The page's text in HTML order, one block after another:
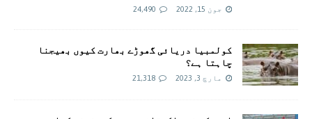
جون 15, 2022 24,490
کولمبیا دریائی گھوڑے بھارت کیوں بھیجنا
چاہتا ہے؟
مارچ 3, 2023 21,318